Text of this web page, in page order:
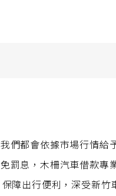
們都會依據市場行情給
罰息，木柵汽車借款專
障出行便利，深受新竹